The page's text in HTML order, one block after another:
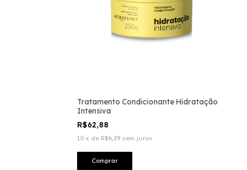
Tratamento Condicionante Hidratação
Intensiva
R$62,88
10 x de R$6,29 sem juros